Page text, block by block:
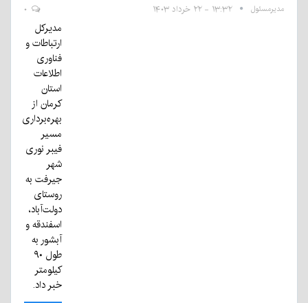
مدیرمسئول ۱۳:۳۲ - ۲۲ خرداد ۱۴۰۳
مدیرکل
ارتباطات و
فناوری
اطلاعات
استان
کرمان از
بهره‌برداری
مسیر
فیبر نوری
شهر
جیرفت به
روستای
دولت‌آباد،
اسفندقه و
آبشور به
طول ۹۰
کیلومتر
خبر داد.